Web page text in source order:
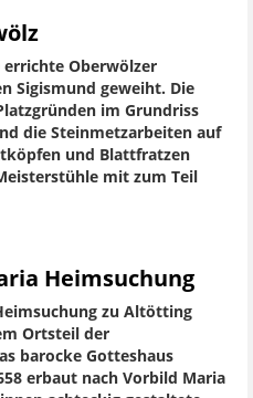
errichte Oberwölzer
Sigismund geweiht. Die
im Grundriss
die Steinmetzarbeiten auf
und Blattfratzen
mit zum Teil
Heimsuchung
zu Altötting
Ortsteil der
barocke Gotteshaus
erbaut nach Vorbild Maria